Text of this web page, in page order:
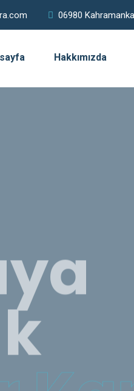
06980
Hakkımızda
ekibimiz ve geniş